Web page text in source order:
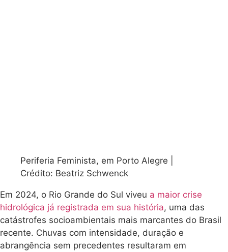
Periferia Feminista, em Porto Alegre |
Crédito: Beatriz Schwenck
Em 2024, o Rio Grande do Sul viveu a maior crise
hidrológica já registrada em sua história, uma das
catástrofes socioambientais mais marcantes do Brasil
recente. Chuvas com intensidade, duração e
abrangência sem precedentes resultaram em